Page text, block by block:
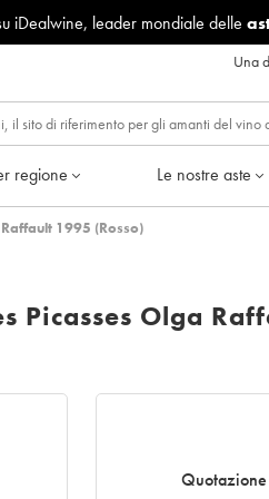
iDealwine, leader mondiale delle
Una
regione Le nostre aste
1995 (Rosso)
Picasses Olga